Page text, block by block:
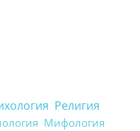
Религия
Мифология